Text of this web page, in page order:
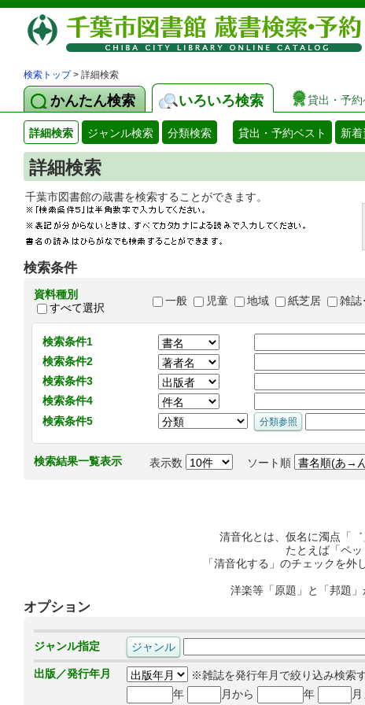
検索トップ> 詳細検索
かんたん検索 いろいろ検索 貸出・予約
詳細検索 ジャンル検索 分類検索 貸出・予約ベスト 新
詳細検索
千葉市図書館の蔵書を検索することができます
検索条件
資料種別
すべて選択
一般 児童 地域 紙芝居 雑誌
検索条件1
検索条件2
検索条件3
検索条件4
検索条件5
検索結果一覧表示 表示数 ソート順
清音化とは、仮名に濁点「
たとえば「ペ
「清音化する」のチェックを
洋楽等「原題」と「邦題
オプション
ジャンル指定
出版／発行年月
※雑誌を発行年月で絞り込み検索
年
月から 年